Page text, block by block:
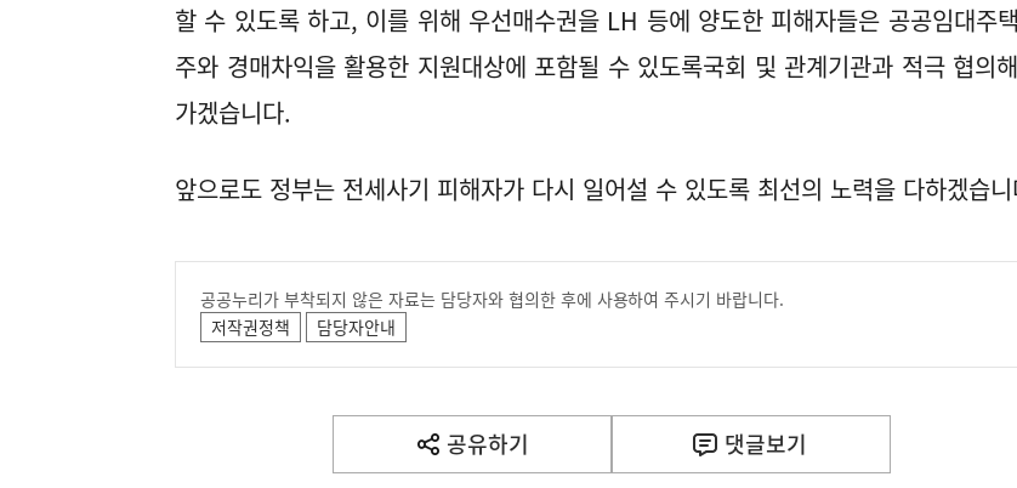
할 수 있도록 하고, 이를 위해 우선매수권을 LH 등에 양도한 피해자들은 공공임대주
주와 경매차익을 활용한 지원대상에 포함될 수 있도록국회 및 관계기관과 적극 협의
가겠습니다.
앞으로도 정부는 전세사기 피해자가 다시 일어설 수 있도록 최선의 노력을 다하겠습
공공누리가 부착되지 않은 자료는 담당자와 협의한 후에 사용하여 주시기 바랍니다.
저작권정책
담당자안내
공유하기
열
기
댓글보기